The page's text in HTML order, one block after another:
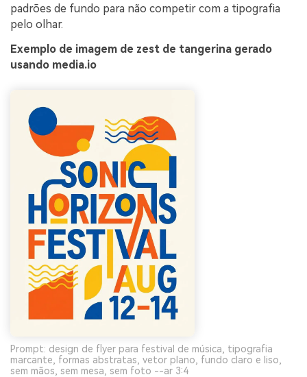
padrões de fundo para não competir com a tipografia
pelo olhar.
Exemplo de imagem de zest de tangerina gerado
usando media.io
Prompt: design de flyer para festival de música, tipografia
marcante, formas abstratas, vetor plano, fundo claro e liso,
sem mãos, sem mesa, sem foto --ar 3:4